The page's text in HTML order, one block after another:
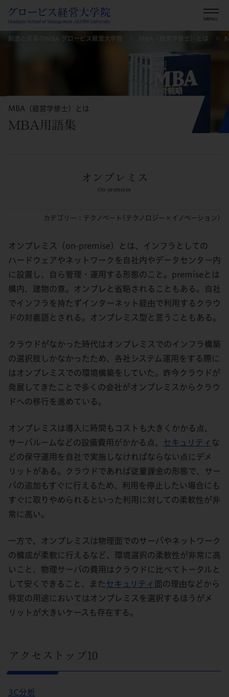
創造と変革のMBA グロービス経営大学院 MBA（経営学修士）とは
MBA（経営学修士）とは
MBA用語集
カテゴリー：テクノベート(テクノロジー×イノベーション)
オンプレミス
On-premises
オンプレミス（on-premise）とは、インフラとしての
ハードウェアやネットワークを自社内やデータセンター内
に設置し、自ら管理・運用する形態のこと。premiseとは
構内、建物の意。オンプレと省略されることもある。自社
でインフラを持たずインターネット経由で利用するクラウ
ドの対義語とされる。オンプレミス型と言うこともある。
クラウドがなかった時代はオンプレミスでのインフラ構築
の選択肢しかなかったため、各社システム運用をする際に
はオンプレミスでの環境構築をしていた。昨今クラウドが
発展してきたことで多くの会社がオンプレミスからクラウ
ドへの移行を進めている。
オンプレミスは導入に時間もコストも大きくかかる点、
サーバルームなどの設備費用がかかる点、 セキュリティ な
どの保守運用を自社で実施しなければならない点にデメ
リットがある。クラウドであれば従量課金の形態で、サー
バの追加もすぐに行えるため、利用を停止したい場合にも
すぐに取りやめられるといった利用に対しての柔軟性が非
常に高い。
一方で、オンプレミスは物理面でのサーバやネットワーク
の構成が柔軟に行えるなど、環境選択の柔軟性が非常に高
いこと、物理サーバの費用はクラウドに比べてトータルと
して安くできること、またセキュリティ 面の理由などから
特定の用途においてはオンプレミスを選択するほうがメ
リットが大きいケースも存在する。
アクセストップ10
3C分析